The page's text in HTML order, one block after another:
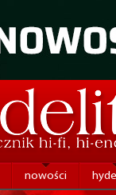
nowości